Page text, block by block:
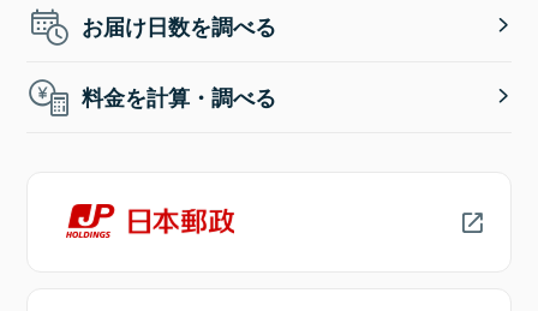
お届け日数を調べる
料金を計算・調べる